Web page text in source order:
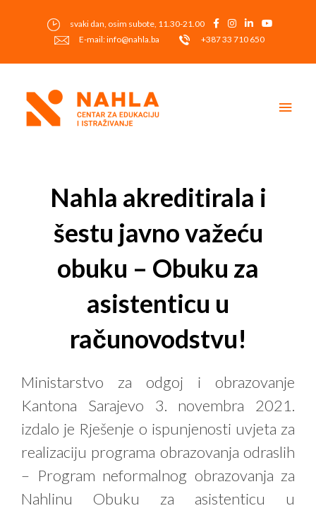
svaki dan, osim subote, 11.30-21.00
E-mail: info@nahla.ba
+387 33 710 650
Nahla akreditirala i
šestu javno važeću
obuku – Obuku za
asistenticu u
računovodstvu!
Ministarstvo za odgoj i obrazovanje
Kantona Sarajevo 3. novembra 2021.
izdalo je Rješenje o ispunjenosti uvjeta za
realizaciju programa obrazovanja odraslih
– Program neformalnog obrazovanja za
Nahlinu Obuku za asistenticu u